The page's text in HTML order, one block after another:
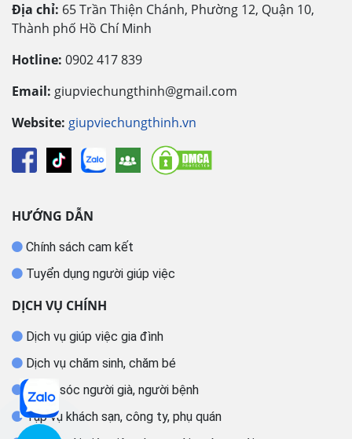
Địa chỉ: 65 Trần Thiện Chánh, Phường 12, Quận 10,
Thành phố Hồ Chí Minh
Hotline: 0902 417 839
Email: giupviechungthinh@gmail.com
Website: giupviechungthinh.vn
HƯỚNG DẪN
Chính sách cam kết
Tuyển dụng người giúp việc
DỊCH VỤ CHÍNH
Dịch vụ giúp việc gia đình
Dịch vụ chăm sinh, chăm bé
Chăm sóc người già, người bệnh
Tạp vụ khách sạn, công ty, phụ quán